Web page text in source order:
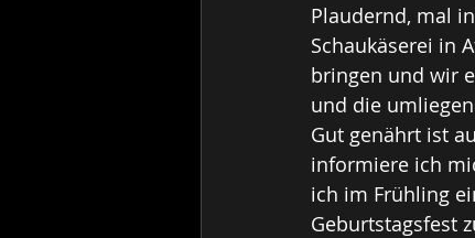
Plaudernd, mal
Schaukäserei in
bringen und wir
und die
Gut genährt ist
informiere ich
ich im Frühling
Geburtstagsfest